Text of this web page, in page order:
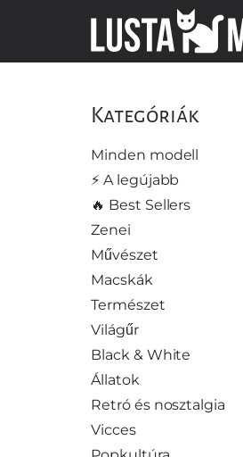
Kategóriák
Minden modell
⚡️ A legújabb
🔥 Best Sellers
Zenei
Művészet
Macskák
Természet
Világűr
Black & White
Állatok
Retró és nosztalgia
Vicces